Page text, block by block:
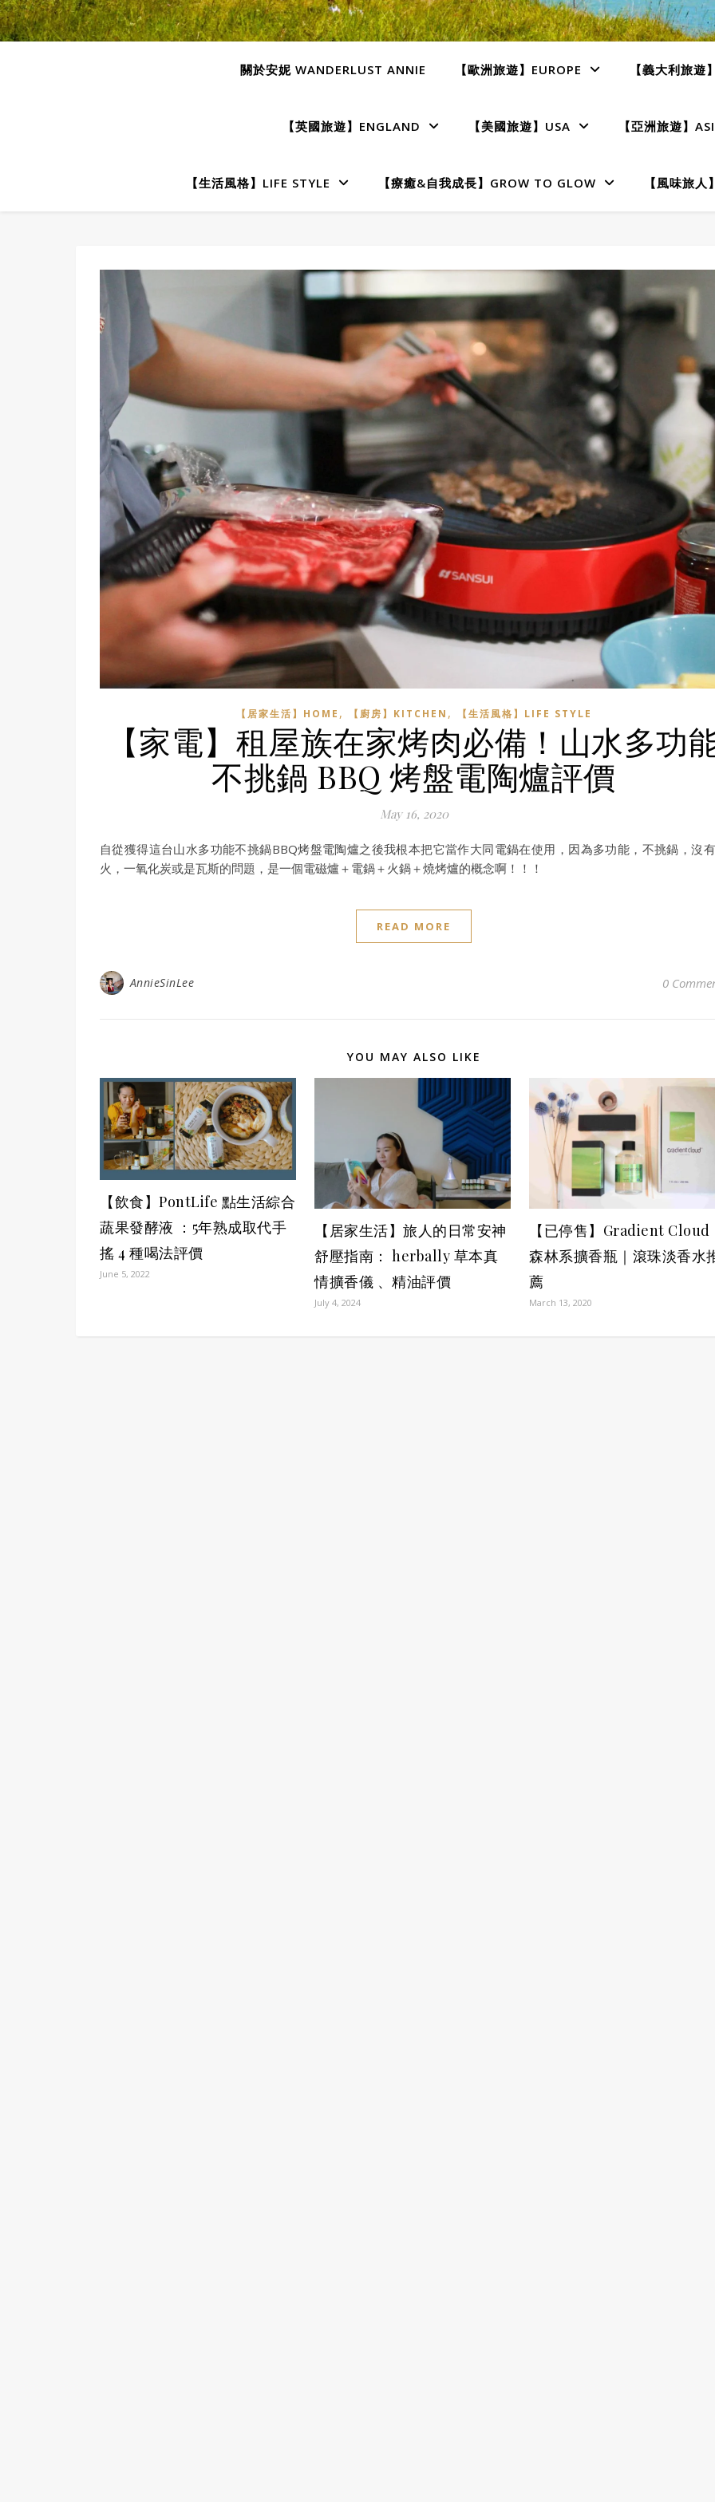
關於安妮 WANDERLUST ANNIE 【歐洲旅遊】EUROPE 【義大利旅遊
【英國旅遊】ENGLAND 【美國旅遊】USA 【亞洲旅遊】
【生活風格】LIFE STYLE 【療癒&自我成長】GROW TO GLOW 【風味旅人
【居家生活】HOME , 【廚房】KITCHEN , 【生活風格】LIFE STYLE
【家電】租屋族在家烤肉必備！山水多功
不挑鍋 BBQ 烤盤電陶爐評價
May 16, 2020
自從獲得這台山水多功能不挑鍋BBQ烤盤電陶爐之後我根本把它當作大同電鍋在使用，因為多功能，不挑鍋，沒
火，一氧化炭或是瓦斯的問題，是一個電磁爐＋電鍋＋火鍋＋燒烤爐的概念啊！！！
READ MORE
AnnieSinLee 0
YOU MAY ALSO LIKE
【飲食】PontLife 點生活綜合
蔬果發酵液 ：5年熟成取代手
搖 4 種喝法評價
June 5, 2022
【居家生活】旅人的日常安神
舒壓指南： herbally 草本真
情擴香儀 、精油評價
July 4, 2024
【已停售】Gradient Cloud
森林系擴香瓶｜滾珠淡香水
薦
March 13, 2020